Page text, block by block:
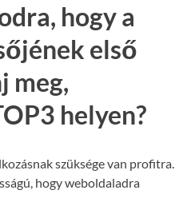
hogy a
első
meg,
helyen?
szüksége van profitra.
hogy weboldaladra